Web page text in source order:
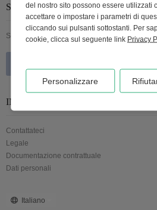
SEGUICI
Seguici sui social network
INFORMAZIONI
Contattateci
Legale
Documentazione contrattuale
Dati personali
Italiano
del nostro sito possono essere utilizzati
accettare o impostare i parametri di
cliccando sui pulsanti sottostanti. Per
cookie, clicca sul seguente link Privacy
Personalizzare